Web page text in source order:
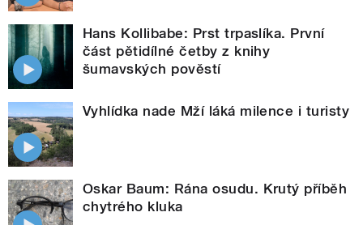
Hans Kollibabe: Prst trpaslíka. První
část pětidílné četby z knihy
šumavských pověstí
Vyhlídka nade Mží láká milence i turisty
Oskar Baum: Rána osudu. Krutý příběh
chytrého kluka